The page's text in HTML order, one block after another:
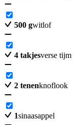
500 gwitlof
4 takjesverse tijm
2 tenenknoflook
1sinaasappel